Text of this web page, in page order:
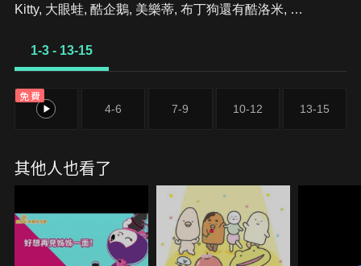
Kitty, 大眼蛙, 酷企鵝, 美樂蒂, 布丁狗還有酷洛米, 準
1-3 - 13-15
免費
1-3 4-6 7-9 10-12 13-15
其他人也看了